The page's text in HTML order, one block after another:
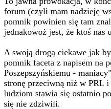
forum (czyli mam nadzieję
pomnik powinien się tam
jednakowoż jest, że ktoś nas
A swoją drogą ciekawe jak
pomnik faceta z napisem na
Poszepszyńskiemu -
stronę przeciwną niż w PRL
ludziom stawia się ostatnio
się nie zdziwili.